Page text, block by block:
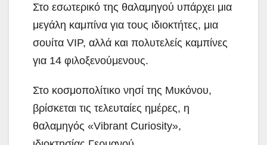
Στο εσωτερικό της θαλαμηγού υπάρχει μια
μεγάλη καμπίνα για τους ιδιοκτήτες, μια
σουίτα VIP, αλλά και πολυτελείς καμπίνες
για 14 φιλοξενούμενους.
Στο κοσμοπολίτικο νησί της Μυκόνου,
βρίσκεται τις τελευταίες ημέρες, η
θαλαμηγός «Vibrant Curiosity»,